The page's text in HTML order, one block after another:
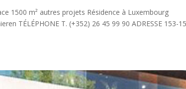
1500 m² autres projets Résidence à Luxembourg
TÉLÉPHONE T. (+352) 26 45 99 90 ADRESSE 153-